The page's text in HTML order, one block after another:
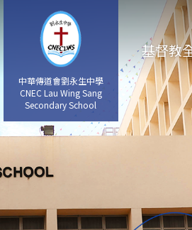
中華傳道會劉永生中學
CNEC Lau Wing Sang
Secondary School
基督教